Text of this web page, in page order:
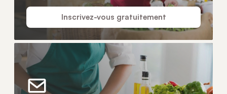
Inscrivez-vous gratuitement